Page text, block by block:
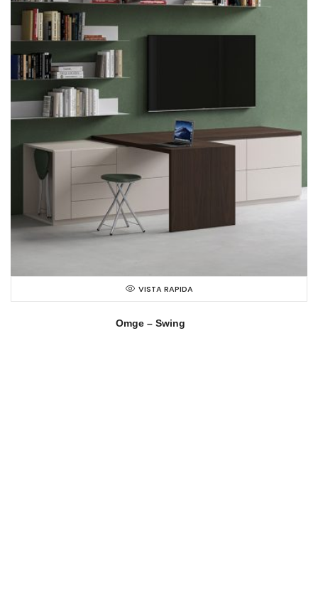
VISTA RAPIDA
Omge – Swing